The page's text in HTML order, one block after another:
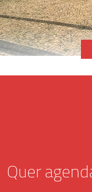
Paciente
Uma excelente
Nathalia é uma
Quer